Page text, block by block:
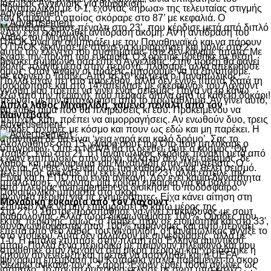
Ιάκωβος Αγγελίδης για θωράκιση:
Advertisement
«Δεν έχει εκδηλωθεί αντίδραση ακόμη. Αν η αντίδραση του
ΠΑΟΚ είναι αν συμπράξει με τον Παναθηναϊκό και να πάρουν
αυτοί τον έλεγτχο του συστήματος, τότε δεν κάναμε τίποτα. Με
βρίσκει σύμφωνο όσα είπε ο Αγγελίδης. Στην πράξη θα φανεί
όμως. Όταν γίνουν οι πράξεις, μπορούμε να τα ξαναπούμε.
Πολλά είχαν πει στο παρελθόν, αλλά δεν έγινε τίποτα. Κατά τη
γνώμη μου πρέπει να γίνει ένας σεισμός. Πήγα να το κάνω
πέρυσι, με την αποχώρηση από το πρωτάθλημα. Αν γίνει αυτό,
θα χυθεί αίμα που θα πληρώσεις κι εσύ. Προκειμένου να
πετύχεις κάτι, πρέπει να αιμορραγήσεις. Αν ενωθούν δυο, τρεις
ομάδες ισχυρές με κόσμο και πουν ως εδώ και μη παρέκει. Η
απάντηση δε θα είναι ‘γεια χαρά και καλό δρόμο’. Σας το
υπογράφω. Ούτε η NOVA θα το δεχθεί, ούτε ο κόσμος. Θα
έχουν επιπτώσεις στην αρχή, αλλά αν δεν γίνει σεισμός, δε
γίνεται. Αν θες να είναι όσο πιο καθαρό γίνεται, θέλει σεισμό.
Είναι και η ΕΠΟ που είναι ανίκανη. Δεν έχει καμία δυνατότητα
από πλευράς management να διοικήσει το ποδόσφαιρο.
Φώναζα πέρυσι για τις ενημερότητες. Είχα κάνει αίτηση στη
Σούπερ Λιγκ να μην επικυρώσει το κάτω μέρος της
βαθμολογίας. Αλλά τώρα δικαιωνόμαστε 100%. Ομάδες που
συναγωνιζόμασταν ήταν 100% παράνομες και αυτό περνάει
στο ντούκου. Αυτά δεν αλλάζουν με συνεδριάσεις, αλλά με
μπαμ. Πολλά ξένα περιοδικά με παίρνουν τηλέφωνο και μου
ζητούν συνέντευξη και πρέπει να ασοχληθεί και η UEFA.
Θεωρώ ανίκανο τον κ. Σαρρή. Έχουν έρθει τόσοι αγώνες ως
Παναιτωλικού με 0-1, έχοντας «ήρωα» της τελευταίας στιγμής
τον Καμαρά, ο οποίος σκόραρε στο 87’ με κεφαλιά. Ο
Μαϊντέβατς έχασε πέναλτι στο 23’, που κέρδισε μετά από διπλό
λάθος του Μιχαηλίδη.
Ο ΠΑΟΚ ξεκίνησε με στόχο να κυριαρχήσει και μόλις στο 2′
έχασε την πρώτη του ευκαιρία. Ο Σορετίρε βρέθηκε σε θέση
βολής πλάγια μέσα στην περιοχή, πλάσαρε, αλλά απέκρουσε
σε κόρνερ ο Τσάβες.Από το 10’ και μετά ο Παναιτωλικός
ισορρόπησε και στο 14′ απείλησε με «κεραυνό» του Λαχούντ
έξω από την περιοχή, που πέρασε δίπλα από το κάθετο δοκάρι!
Διπλό λάθος Μιχαηλίδη, χαμένο πέναλτι από τον
Μαϊντέβατς
Advertisement
Ακολούθησε στο 15′ χλιαρό σουτ του Ότο που μπλόκαρε ο
Τσάβες, ενώ στο 21’ ο Παναιτωλικός κέρδισε πέναλτι μετά από
λάθος και μαρκάρισμα του Μιχαηλίδη στον Μαϊντέβατς. Ο
τελευταίος ανέλαβε την εκτέλεση στο 23’, αλλά έστειλε την
μπάλα άουτ, χάνοντας μία χρυσή ευκαιρία για να βάλει τον
Παναιτωλικό μπροστά στο σκορ.
Μοναδική ευκαιρία από τον Λαχούντ
Στο 27′ ο Σάστρε προσπάθησε να γίνει επικίνδυνος με σουτ
εκτός περιοχής, όμως, ο Τσάβες ήταν σε ετοιμότητα και στο 33′,
έπειτα από νέο λάθος του Μιχαηλίδη, ο Παναιτωλικός άγγιξε το
1-0. Η μπάλα χτύπησε στην πλάτη του Έλληνα αμυντικού,
στρώθηκε στον Λαχούντ στη μικρή περιοχή και χρειάστηκε η
ψύχραιμη επέμβαση του Κοτάρσκι για να παραμείνει το σκορ